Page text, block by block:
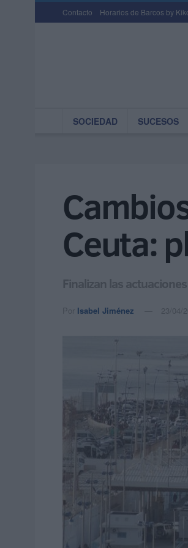
Contacto Horarios de Barcos by
SOCIEDAD SUCESOS
Ceuta:
Finalizan las
Por Isabel Jiménez 23/04/